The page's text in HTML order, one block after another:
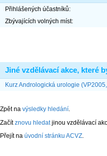
Přihlášených účastníků:
Zbývajících volných míst:
Jiné vzdělávací akce, které
Kurz Andrologická urologie
Zpět na výsledky hledání.
Začítznovu hledatjinou vzdělávací
Přejít na úvodní stránku ACVZ